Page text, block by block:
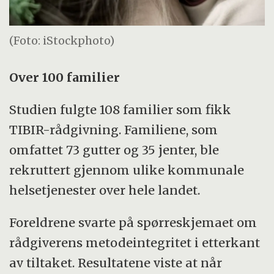
(Foto: iStockphoto)
Over 100 familier
Studien fulgte 108 familier som fikk
TIBIR-rådgivning. Familiene, som
omfattet 73 gutter og 35 jenter, ble
rekruttert gjennom ulike kommunale
helsetjenester over hele landet.
Foreldrene svarte på spørreskjemaet om
rådgiverens metodeintegritet i etterkant
av tiltaket. Resultatene viste at når